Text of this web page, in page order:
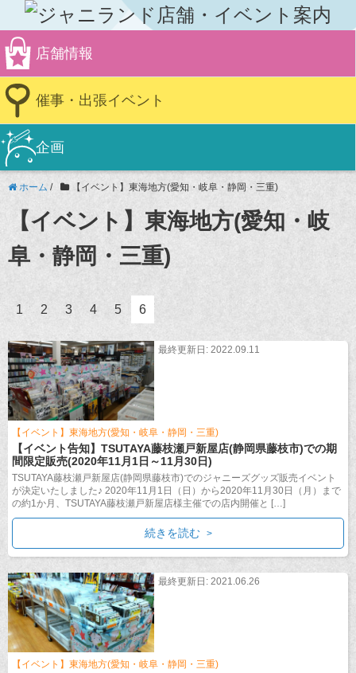
店舗情報
催事・出張イベント
企画
ホーム / 【イベント】東海地方(愛知・岐阜・静岡・三重)
【イベント】東海地方(愛知・岐
阜・静岡・三重)
1 2 3 4 5 6
最終更新日: 2022.09.11
【イベント】東海地方(愛知・岐阜・静岡・三重)
【イベント告知】TSUTAYA藤枝瀬戸新屋店(静岡県藤枝市)での期
間限定販売(2020年11月1日～11月30日)
TSUTAYA藤枝瀬戸新屋店(静岡県藤枝市)でのジャニーズグッズ販売イベント
が決定いたしました♪ 2020年11月1日（日）から2020年11月30日（月）まで
の約1か月、TSUTAYA藤枝瀬戸新屋店様主催での店内開催と […]
続きを読む
最終更新日: 2021.06.26
【イベント】東海地方(愛知・岐阜・静岡・三重)